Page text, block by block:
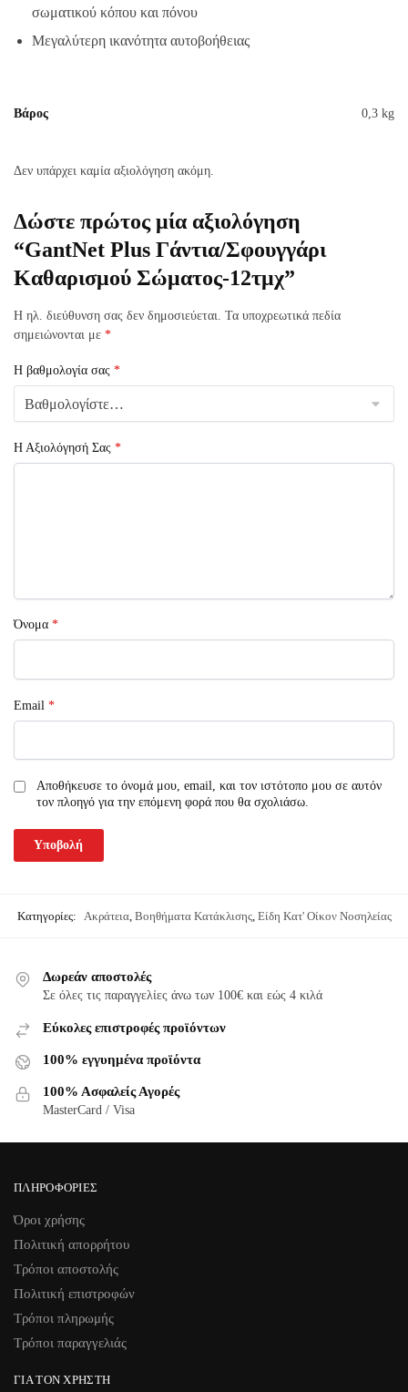
σωματικού κόπου και πόνου
Μεγαλύτερη ικανότητα αυτοβοήθειας
Βάρος 0,3 kg
Δεν υπάρχει καμία αξιολόγηση ακόμη.
Δώστε πρώτος μία αξιολόγηση
“GantNet Plus Γάντια/Σφουγγάρι
Kαθαρισμού Σώματος-12τμχ”
Η ηλ. διεύθυνση σας δεν δημοσιεύεται. Τα υποχρεωτικά πεδία
σημειώνονται με *
Η βαθμολογία σας *
Η Αξιολόγησή Σας *
Όνομα *
Email *
Αποθήκευσε το όνομά μου, email, και τον ιστότοπο μου σε αυτόν
τον πλοηγό για την επόμενη φορά που θα σχολιάσω.
Κατηγορίες: Ακράτεια, Βοηθήματα Κατάκλισης, Είδη Κατ' Οίκον Νοσηλείας
Δωρεάν αποστολές
Σε όλες τις παραγγελίες άνω των 100€ και εώς 4 κιλά
Εύκολες επιστροφές προϊόντων
100% εγγυημένα προϊόντα
100% Ασφαλείς Αγορές
MasterCard / Visa
ΠΛΗΡΟΦΟΡΊΕΣ
Όροι χρήσης
Πολιτική απορρήτου
Τρόποι αποστολής
Πολιτική επιστροφών
Τρόποι πληρωμής
Τρόποι παραγγελιάς
ΓΙΑ ΤΟΝ ΧΡΉΣΤΗ